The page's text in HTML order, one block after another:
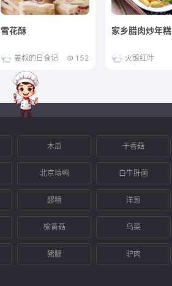
雪花酥
姜叔的日食记 152
家乡腊肉炒年糕
火镀红叶
木瓜 干香菇
北京填鸭 白牛肝菌
醪糟 洋葱
榆黄菇 乌菜
猪腱 驴肉